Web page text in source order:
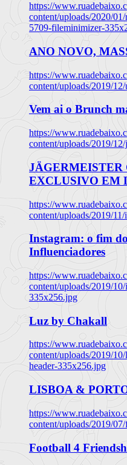
https://
content/uploads/2020/
5709-fileminimizer-
ANO NOVO,
https://
content/uploads/2019/
Vem ai o Brunch
https://
content/uploads/2019/
JÄGERMEISTER
EXCLUSIVO EM
https://
content/uploads/2019/
Instagram: o fim
Influenciadores
https://
content/uploads/2019/
335x256.jpg
Luz by Chakall
https://
content/uploads/2019/
header-335x256.jpg
LISBOA &
https://
content/uploads/2019/
Football 4